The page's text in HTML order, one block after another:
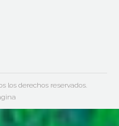
los derechos reservados.